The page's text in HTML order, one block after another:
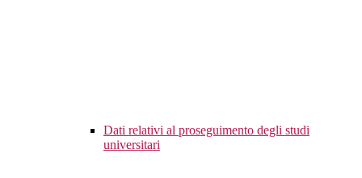
Dati relativi al proseguimento degli studi
universitari